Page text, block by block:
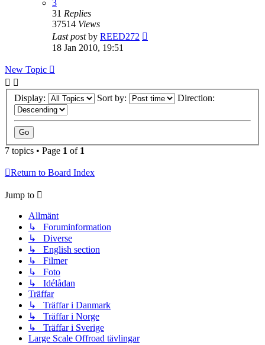
3
31 Replies
37514 Views
Last postby REED272
18 Jan 2010, 19:51
New Topic
Display: Sort by: Direction:
7 topics • Page 1 of 1
Return to Board Index
Jump to
Allmänt
↳ Foruminformation
↳ Diverse
↳ English section
↳ Filmer
↳ Foto
↳ Idélådan
Träffar
↳ Träffar i Danmark
↳ Träffar i Norge
↳ Träffar i Sverige
Large Scale Offroad tävlingar